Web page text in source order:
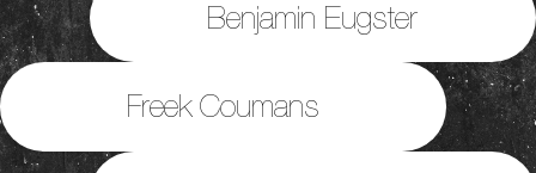
Benjamin Eugster
Freek Coumans